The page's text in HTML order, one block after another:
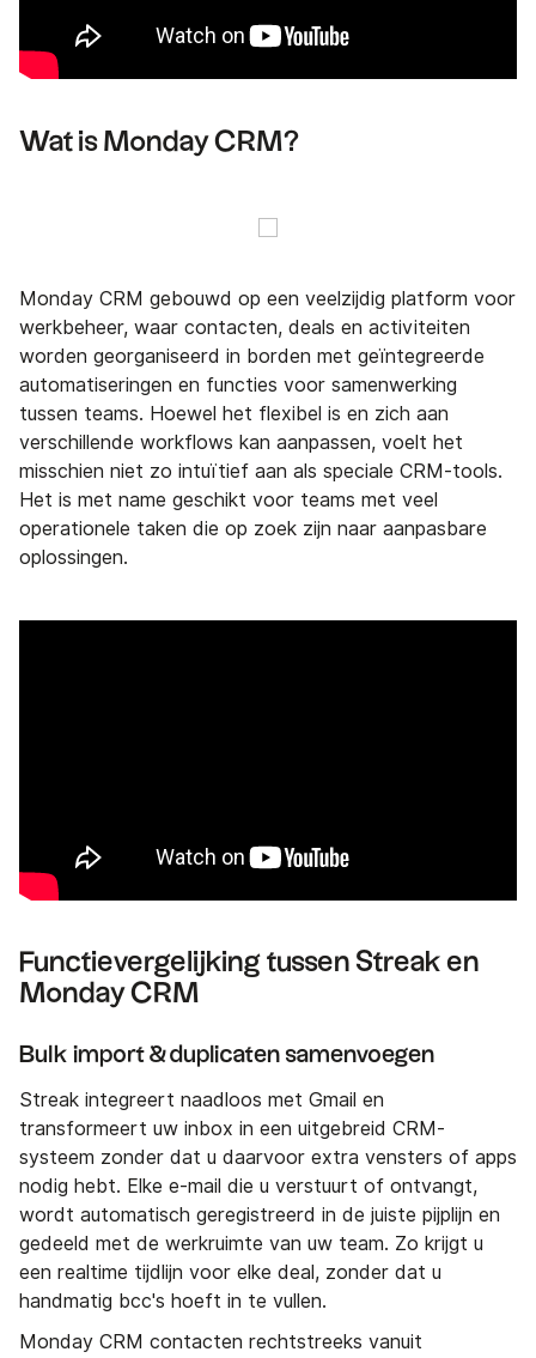
Wat is Monday CRM?
Monday CRM gebouwd op een veelzijdig platform voor
werkbeheer, waar contacten, deals en activiteiten
worden georganiseerd in borden met geïntegreerde
automatiseringen en functies voor samenwerking
tussen teams. Hoewel het flexibel is en zich aan
verschillende workflows kan aanpassen, voelt het
misschien niet zo intuïtief aan als speciale CRM-tools.
Het is met name geschikt voor teams met veel
operationele taken die op zoek zijn naar aanpasbare
oplossingen.
Functievergelijking tussen Streak en
Monday CRM
Bulk import & duplicaten samenvoegen
Streak integreert naadloos met Gmail en
transformeert uw inbox in een uitgebreid CRM-
systeem zonder dat u daarvoor extra vensters of apps
nodig hebt. Elke e-mail die u verstuurt of ontvangt,
wordt automatisch geregistreerd in de juiste pijplijn en
gedeeld met de werkruimte van uw team. Zo krijgt u
een realtime tijdlijn voor elke deal, zonder dat u
handmatig bcc's hoeft in te vullen.
Monday CRM contacten rechtstreeks vanuit